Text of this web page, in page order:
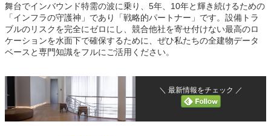
舞台でインバウンド特需の波に乗り、5年、10年と輝き続けるための
「インフラの守護神」であり「戦略的パートナー」です。設備トラ
ブルのリスクを完全にゼロにし、競合他社を寄せ付けない最高のロ
ケーションを水面下で確保するために、ぜひ私たちの全建物データ
ベースと専門知識をフルにご活用ください。
＼ 最新情報をチェック ／